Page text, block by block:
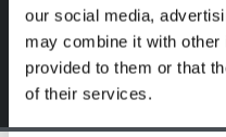
our social media,
may combine it with other
provided to them or that
of their services.